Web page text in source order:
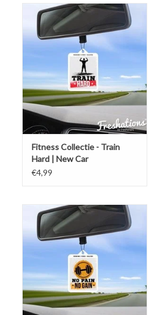
Freshations auto luchtverfrisser |
Fitness Collectie - Train hard | New
Car
TOEVOEGEN AAN WINKELWAGEN
Fitness Collectie - Train
Hard | New Car
€4,99
Freshations auto luchtverfrisser |
Fitness Collectie - No pain no gain |
New Car
TOEVOEGEN AAN WINKELWAGEN